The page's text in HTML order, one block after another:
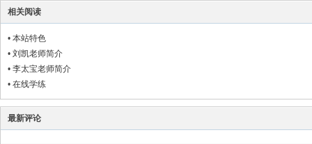
相关阅读
• 本站特色
• 刘凯老师简介
• 李太宝老师简介
• 在线学练
最新评论